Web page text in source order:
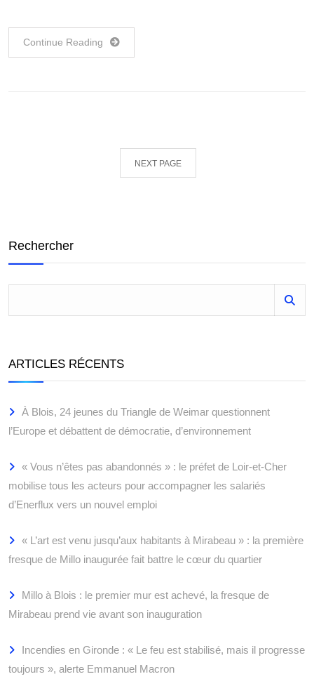
Continue Reading
NEXT PAGE
Rechercher
ARTICLES RÉCENTS
À Blois, 24 jeunes du Triangle de Weimar questionnent
l’Europe et débattent de démocratie, d’environnement
« Vous n’êtes pas abandonnés » : le préfet de Loir-et-Cher
mobilise tous les acteurs pour accompagner les salariés
d’Enerflux vers un nouvel emploi
« L’art est venu jusqu’aux habitants à Mirabeau » : la première
fresque de Millo inaugurée fait battre le cœur du quartier
Millo à Blois : le premier mur est achevé, la fresque de
Mirabeau prend vie avant son inauguration
Incendies en Gironde : « Le feu est stabilisé, mais il progresse
toujours », alerte Emmanuel Macron